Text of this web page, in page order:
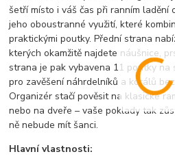
šetří místo i váš čas při ranním
jeho oboustranné využití, které
praktickými poutky.Přední strana
kterých okamžitě najdete náušnice,
strana je pak vybavena 11 poutky na
pro zavěšení náhrdelníků a korálů
Organizér stačí pověsit na klasické
nebo na dveře – vaše poklady tak
ně nebude mít šanci.
Hlavní vlastnosti: